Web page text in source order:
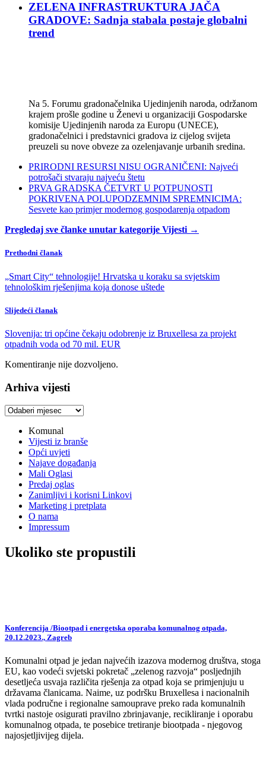
ZELENA INFRASTRUKTURA JAČA
GRADOVE: Sadnja stabala postaje globalni
trend
Na 5. Forumu gradonačelnika Ujedinjenih naroda, održanom
krajem prošle godine u Ženevi u organizaciji Gospodarske
komisije Ujedinjenih naroda za Europu (UNECE),
gradonačelnici i predstavnici gradova iz cijelog svijeta
preuzeli su nove obveze za ozelenjavanje urbanih sredina.
PRIRODNI RESURSI NISU OGRANIČENI: Najveći
potrošači stvaraju najveću štetu
PRVA GRADSKA ČETVRT U POTPUNOSTI
POKRIVENA POLUPODZEMNIM SPREMNICIMA:
Sesvete kao primjer modernog gospodarenja otpadom
Pregledaj sve članke unutar kategorije Vijesti →
Prethodni članak
„Smart City“ tehnologije! Hrvatska u koraku sa svjetskim
tehnološkim rješenjima koja donose uštede
Slijedeći članak
Slovenija: tri općine čekaju odobrenje iz Bruxellesa za projekt
otpadnih voda od 70 mil. EUR
Komentiranje nije dozvoljeno.
Arhiva vijesti
Arhiva
Komunal
Vijesti iz branše
Opći uvjeti
Najave događanja
Mali Oglasi
Predaj oglas
Zanimljivi i korisni Linkovi
Marketing i pretplata
O nama
Impressum
Ukoliko ste propustili
Konferencija /Biootpad i energetska oporaba komunalnog otpada,
20.12.2023., Zagreb
Komunalni otpad je jedan najvećih izazova modernog društva, stoga
EU, kao vodeći svjetski pokretač „zelenog razvoja“ posljednjih
desetljeća usvaja različita rješenja za otpad koja se primjenjuju u
državama članicama. Naime, uz podršku Bruxellesa i nacionalnih
vlada područne i regionalne samouprave preko rada komunalnih
tvrtki nastoje osigurati pravilno zbrinjavanje, recikliranje i oporabu
komunalnog otpada, te posebice tretiranje biootpada - njegovog
najosjetljivijeg dijela.